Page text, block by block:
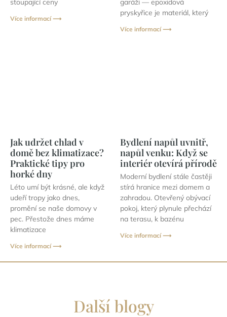
Více informací ⟶
pryskyřice je materiál, který
Více informací ⟶
Jak udržet chlad v
domě bez klimatizace?
Praktické tipy pro
horké dny
Léto umí být krásné, ale když
udeří tropy jako dnes,
promění se naše domovy v
pec. Přestože dnes máme
klimatizace
Více informací ⟶
Bydlení napůl uvnitř,
napůl venku: Když se
interiér otevírá přírodě
Moderní bydlení stále častěji
stírá hranice mezi domem a
zahradou. Otevřený obývací
pokoj, který plynule přechází
na terasu, k bazénu
Více informací ⟶
Další blogy